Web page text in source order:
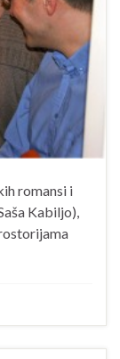
romansi i
Kabiljo),